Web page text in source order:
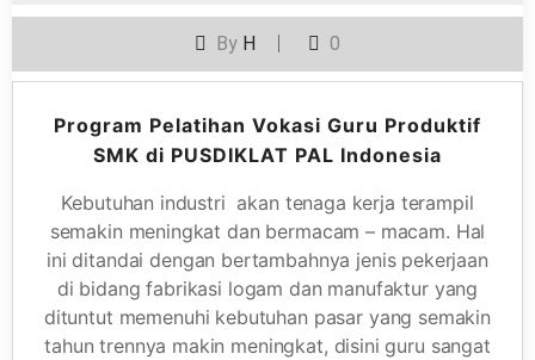
By H 0
Program Pelatihan Vokasi Guru Produktif
SMK di PUSDIKLAT PAL Indonesia
Kebutuhan industri akan tenaga kerja terampil
semakin meningkat dan bermacam – macam. Hal
ini ditandai dengan bertambahnya jenis pekerjaan
di bidang fabrikasi logam dan manufaktur yang
dituntut memenuhi kebutuhan pasar yang semakin
tahun trennya makin meningkat, disini guru sangat